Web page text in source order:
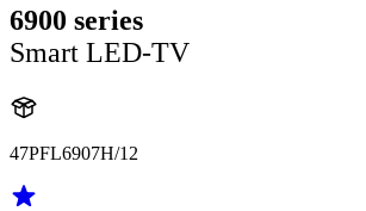
6900 series
Smart LED-TV
47PFL6907H/12